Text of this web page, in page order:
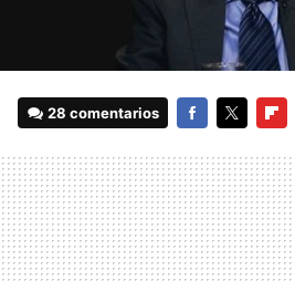
28 comentarios